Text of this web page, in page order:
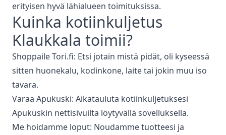
erityisen hyvä lähialueen toimituksissa.
Kuinka kotiinkuljetus
Klaukkala toimii?
Shoppaile Tori.fi: Etsi jotain mistä pidät, oli kyseessä
sitten huonekalu, kodinkone, laite tai jokin muu iso
tavara.
Varaa Apukuski: Aikatauluta kotiinkuljetuksesi
Apukuskin nettisivuilta löytyvällä sovelluksella.
Me hoidamme loput: Noudamme tuotteesi ja